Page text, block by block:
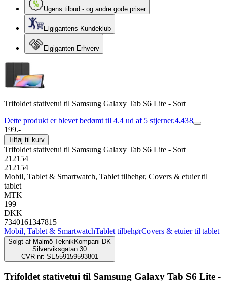
Ugens tilbud - og andre gode priser
Elgigantens Kundeklub
Elgiganten Erhverv
Trifoldet stativetui til Samsung Galaxy Tab S6 Lite - Sort
Dette produkt er blevet bedømt til 4.4 ud af 5 stjerner.4.438
199.-
Tilføj til kurv
Trifoldet stativetui til Samsung Galaxy Tab S6 Lite - Sort
212154
212154
Mobil, Tablet & Smartwatch, Tablet tilbehør, Covers & etuier til
tablet
MTK
199
DKK
7340161347815
Mobil, Tablet & SmartwatchTablet tilbehørCovers & etuier til tablet
Solgt af Malmö TeknikKompani DK
Silverviksgatan 30
CVR-nr: SE559159593801
Trifoldet stativetui til Samsung Galaxy Tab S6 Lite -